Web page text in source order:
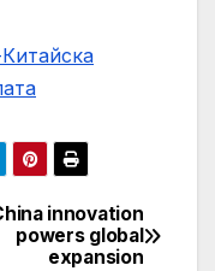
innovation
powers global
expansion